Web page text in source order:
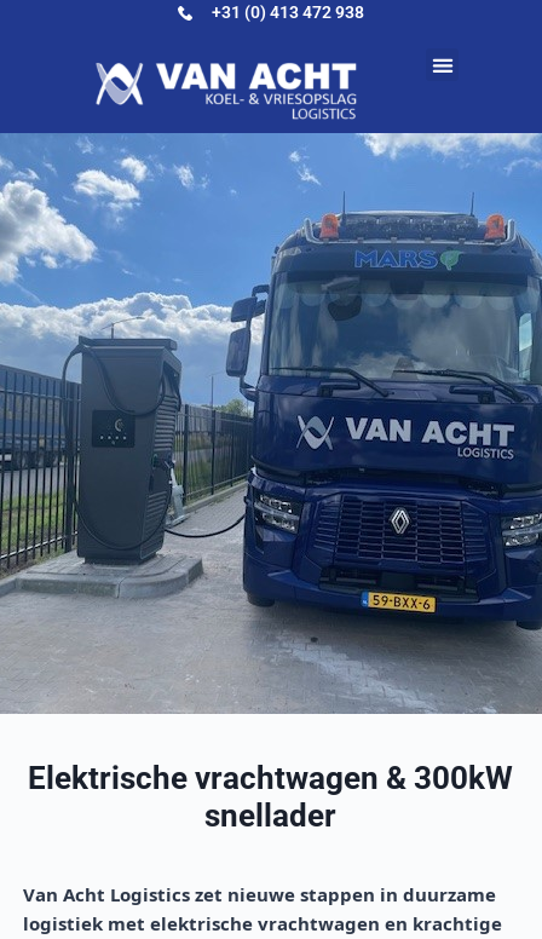
+31 (0) 413 472 938
Elektrische vrachtwagen & 300kW
snellader
Van Acht Logistics zet nieuwe stappen in duurzame
logistiek met elektrische vrachtwagen en krachtige